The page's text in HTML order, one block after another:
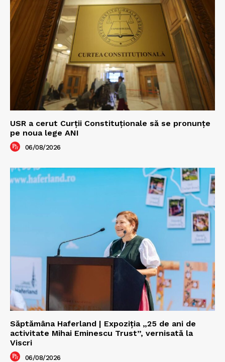
USR a cerut Curții Constituționale să se pronunțe
pe noua lege ANI
06/08/2026
Săptămâna Haferland | Expoziţia „25 de ani de
activitate Mihai Eminescu Trust”, vernisată la
Viscri
06/08/2026